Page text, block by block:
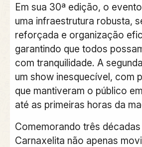
Em sua 30ª edição, o
uma infraestrutura robusta,
reforçada e organização
garantindo que todos
com tranquilidade. A
um show inesquecível, com
que mantiveram o público
até as primeiras horas da
Comemorando três
Carnaxelita não apenas